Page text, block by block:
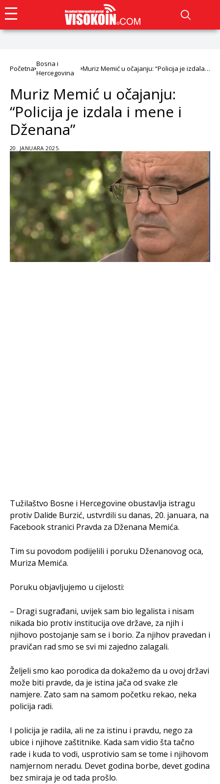
Početna
Bosna i
Hercegovina
Muriz Memić u očajanju: “Policija je izdala i
Muriz Memić u očajanju:
“Policija je izdala i mene i
Dženana”
20. JANUARA 2025.
Tužilaštvo Bosne i Hercegovine obustavlja istragu
protiv Dalide Burzić, ustvrdili su danas, 20. januara, na
Facebook stranici Pravda za Dženana Memića.
Tim su povodom podijelili i poruku Dženanovog oca,
Muriza Memića.
Poruku objavljujemo u cijelosti:
– Dragi sugrađani, uvijek sam bio legalista i nisam
nikada bio protiv institucija ove države, za njih i
njihovo postojanje sam se i borio. Za njihov pravedan i
pravičan rad smo se svi mi zajedno zalagali.
Željeli smo kao porodica da dokažemo da u ovoj državi
može biti pravde, da je istina jača od svake zle
namjere. Zato sam na samom početku rekao, neka
policija radi.
I policija je radila, ali ne za istinu i pravdu, nego za
ubice i njihove zaštitnike. Kada sam vidio šta tačno
rade i kuda to vodi, usprotivio sam se tome i njihovom
namjernom neradu. Devet godina borbe, devet godina
bez smiraja je od tada prošlo.